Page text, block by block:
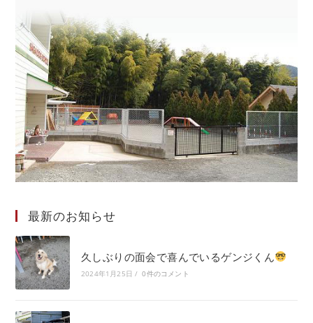
最新のお知らせ
久しぶりの面会で喜んでいるゲンジくん
2024年1月25日 / 0件のコメント